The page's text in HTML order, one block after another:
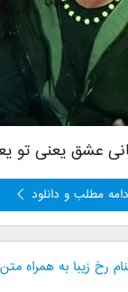
عشق یعنی تو
مطلب و دانلود
رخ زیبا به همراه متن